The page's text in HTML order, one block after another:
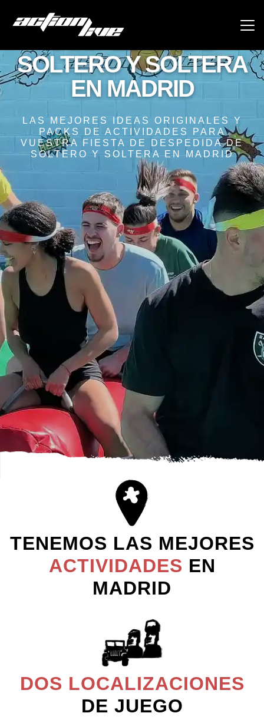
DESPEDIDA DE
SOLTERO Y SOLTERA
EN MADRID
LAS MEJORES IDEAS ORIGINALES Y
PACKS DE ACTIVIDADES PARA
VUESTRA FIESTA DE DESPEDIDA DE
SOLTERO Y SOLTERA EN MADRID
TENEMOS LAS MEJORES
ACTIVIDADES EN
MADRID
DOS LOCALIZACIONES
DE JUEGO